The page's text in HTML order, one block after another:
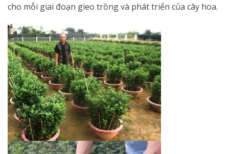
cho mỗi giai đoạn gieo trồng và phát triển của cây hoa.